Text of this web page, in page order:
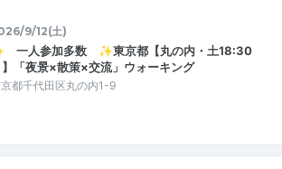
9/12(土)
一人参加多数 ✨東京都【丸の内・土18:30
】「夜景×散策×交流」ウォーキング
都千代田区丸の内1-9